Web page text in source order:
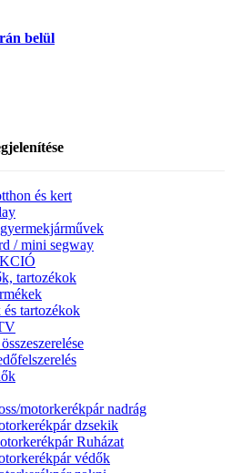
belül
és kert
/ mini segway
tartozékok
tartozékok
motorkerékpár nadrág
dzsekik
Ruházat
védők